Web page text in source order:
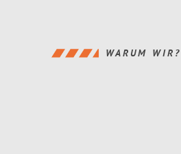
WARUM WIR?